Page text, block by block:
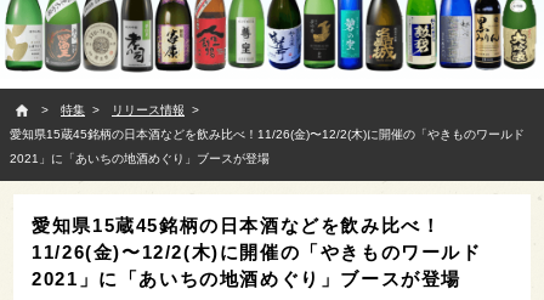
特集
リリース情報
愛知県15蔵45銘柄の日本酒などを飲み比べ！11/26(金)〜12/2(木)に開催の「やきものワールド
2021」に「あいちの地酒めぐり」ブースが登場
愛知県15蔵45銘柄の日本酒などを飲み比べ！
11/26(金)〜12/2(木)に開催の「やきものワールド
2021」に「あいちの地酒めぐり」ブースが登場